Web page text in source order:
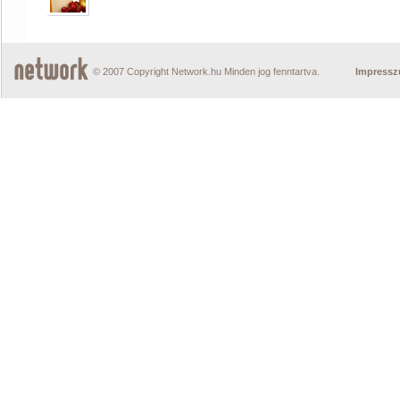
© 2007 Copyright Network.hu Minden jog fenntartva.